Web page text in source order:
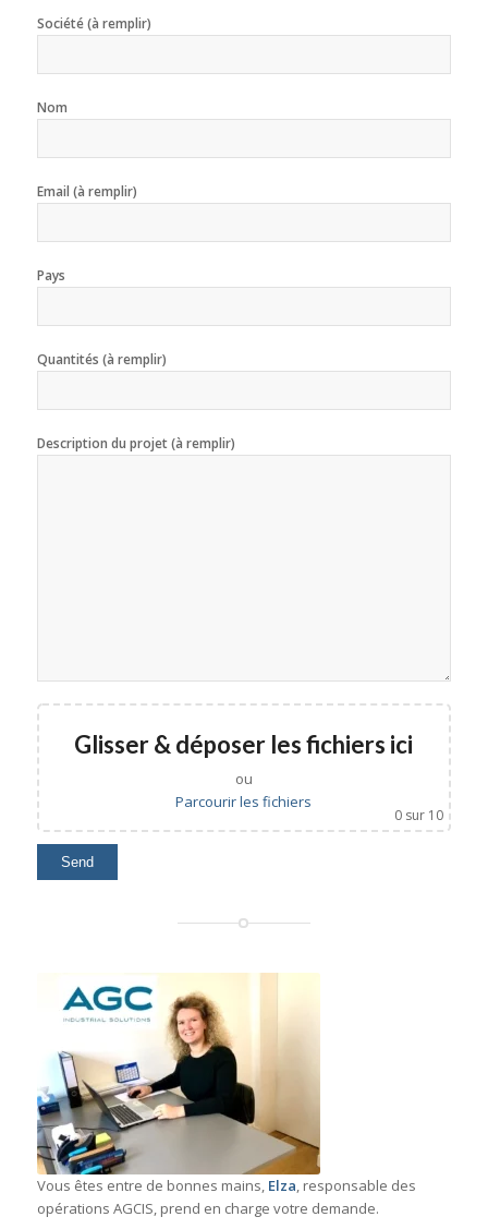
Société (à remplir)
Nom
Email (à remplir)
Pays
Quantités (à remplir)
Description du projet (à remplir)
Glisser & déposer les fichiers ici
ou
Parcourir les fichiers
0 sur 10
Vous êtes entre de bonnes mains, Elza, responsable des
opérations AGCIS, prend en charge votre demande.